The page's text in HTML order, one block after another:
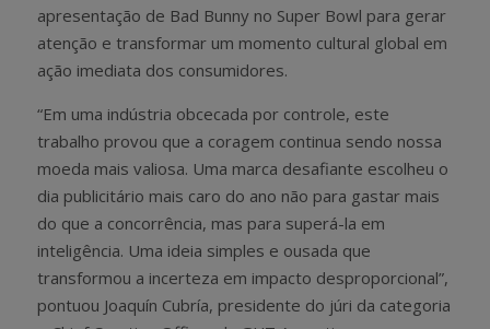
apresentação de Bad Bunny no Super Bowl para gerar
atenção e transformar um momento cultural global em
ação imediata dos consumidores.
“Em uma indústria obcecada por controle, este
trabalho provou que a coragem continua sendo nossa
moeda mais valiosa. Uma marca desafiante escolheu o
dia publicitário mais caro do ano não para gastar mais
do que a concorrência, mas para superá-la em
inteligência. Uma ideia simples e ousada que
transformou a incerteza em impacto desproporcional”,
pontuou Joaquín Cubría, presidente do júri da categoria